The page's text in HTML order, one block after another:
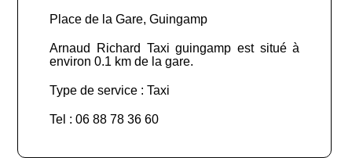
Place de la Gare, Guingamp
Arnaud Richard Taxi guingamp est situé à
environ 0.1 km de la gare.
Type de service : Taxi
Tel : 06 88 78 36 60